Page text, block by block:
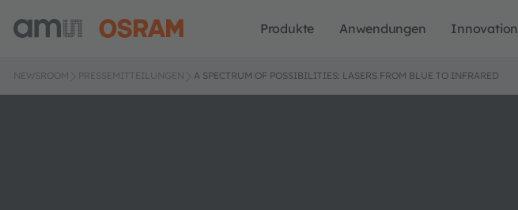
Produkte Anwendungen Innovation
NEWSROOM PRESSEMITTEILUNGEN A SPECTRUM OF POSSIBILITIES: LASERS FROM BLUE TO INFRARED